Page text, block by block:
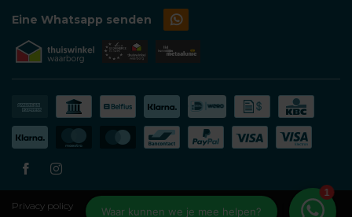
Eine Whatsapp senden
Privacy policy